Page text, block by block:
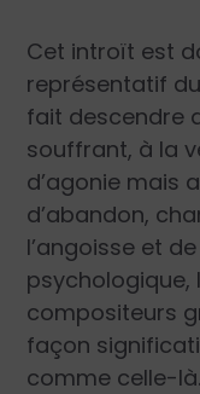
Cet introït est
représentatif
fait descendre
souffrant, à la
d’agonie mais
d’abandon,
l’angoisse et
psychologique,
compositeurs
façon
comme celle-là.